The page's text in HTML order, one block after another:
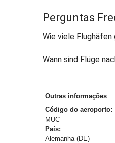
Perguntas
Wie viele Flughäfen
Wann sind Flüge
Outras informações
Código do aeroporto:
MUC
País:
Alemanha (DE)